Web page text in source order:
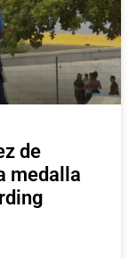
de
medalla